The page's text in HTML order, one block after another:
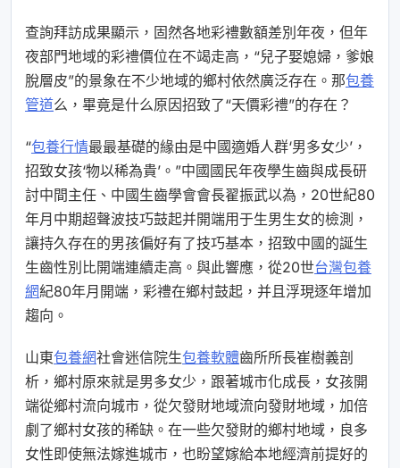
查詢拜訪成果顯示，固然各地彩禮數額差別年夜，但年
夜部門地域的彩禮價位在不竭走高，“兒子娶媳婦，爹娘
脫層皮”的景象在不少地域的鄉村依然廣泛存在。那包養
管道么，畢竟是什么原因招致了“天價彩禮”的存在？
“包養行情最最基礎的緣由是中國適婚人群‘男多女少’，
招致女孩‘物以稀為貴’。”中國國民年夜學生齒與成長研
討中間主任、中國生齒學會會長翟振武以為，20世紀80
年月中期超聲波技巧鼓起并開端用于生男生女的檢測，
讓持久存在的男孩偏好有了技巧基本，招致中國的誕生
生齒性別比開端連續走高。與此響應，從20世台灣包養
網紀80年月開端，彩禮在鄉村鼓起，并且浮現逐年增加
趨向。
山東包養網社會迷信院生包養軟體齒所所長崔樹義剖
析，鄉村原來就是男多女少，跟著城市化成長，女孩開
端從鄉村流向城市，從欠發財地域流向發財地域，加倍
劇了鄉村女孩的稀缺。在一些欠發財的鄉村地域，良多
女性即使無法嫁進城市，也盼望嫁給本地經濟前提好的